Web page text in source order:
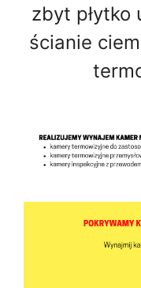
zbyt płytko
ścianie